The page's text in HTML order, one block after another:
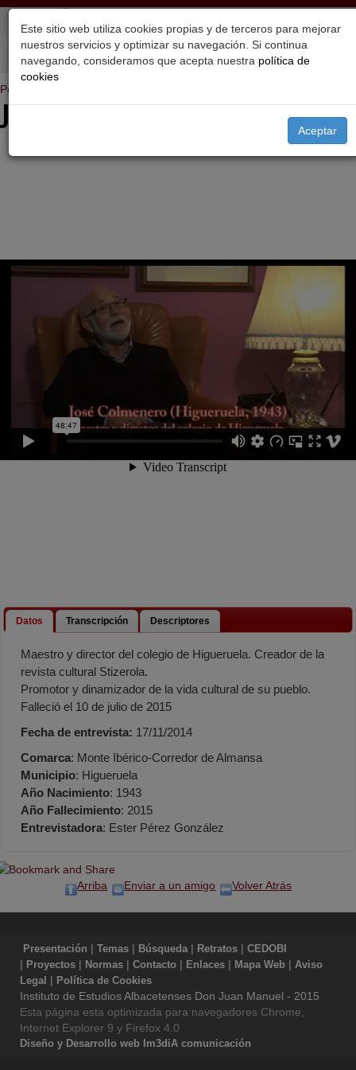
Este sitio web utiliza cookies propias y de terceros para mejorar
nuestros servicios y optimizar su navegación. Si continua
navegando, consideramos que acepta nuestra política de
cookies
Aceptar
Portada
José Colmenero López
Datos Transcripción Descriptores
Maestro y director del colegio de Higueruela. Creador de la
revista cultural Stizerola.
Promotor y dinamizador de la vida cultural de su pueblo.
Falleció el 10 de julio de 2015
Fecha de entrevista: 17/11/2014
Comarca: Monte Ibérico-Corredor de Almansa
Municipio: Higueruela
Año Nacimiento: 1943
Año Fallecimiento: 2015
Entrevistadora: Ester Pérez González
Arriba Enviar a un amigo Volver Atrás
Presentación | Temas | Búsqueda | Retratos | CEDOBI
| Proyectos | Normas | Contacto | Enlaces | Mapa Web | Aviso
Legal | Política de Cookies
Instituto de Estudios Albacetenses Don Juan Manuel - 2015
Esta página esta optimizada para navegadores Chrome,
Internet Explorer 9 y Firefox 4.0
Diseño y Desarrollo web Im3diA comunicación